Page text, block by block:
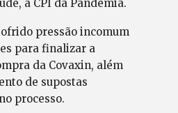
à CPI da Pandemia.
pressão incomum
para finalizar a
da Covaxin, além
de supostas
processo.